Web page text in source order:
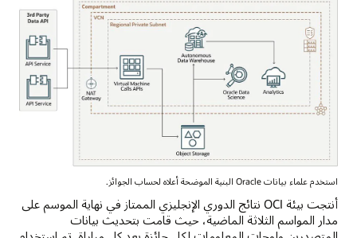
استخدم علماء بيانات Oracle البنية الموضحة أعلاه لحساب الجوائز.
أنتجت بيئة OCI نتائج الدوري الإنجليزي الممتاز في نهاية الموسم على
مدار المواسم الثلاثة الماضية، حيث قامت بتحديث بيانات